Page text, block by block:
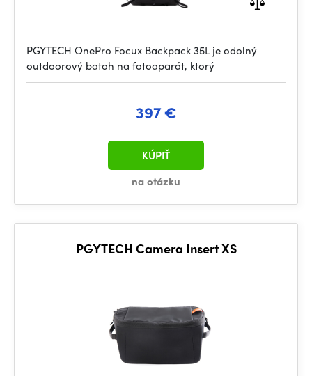
PGYTECH OnePro Focux Backpack 35L je odolný
outdoorový batoh na fotoaparát, ktorý
397 €
na otázku
KÚPIŤ
PGYTECH Camera Insert XS